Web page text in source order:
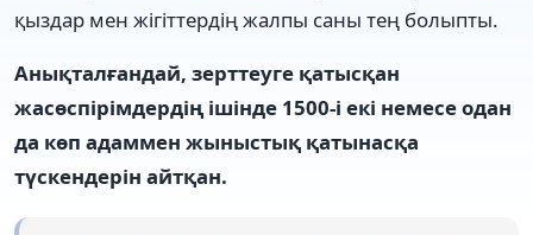
қыздар мен жігіттердің жалпы саны тең болыпты.
Анықталғандай, зерттеуге қатысқан
жасөспірімдердің ішінде 1500-і екі немесе одан
да көп адаммен жыныстық қатынасқа
түскендерін айтқан.